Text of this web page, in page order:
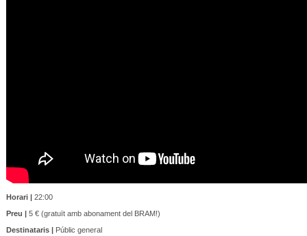
Horari |22:00
Preu |5 € (gratuït amb abonament del BRAM!)
Destinataris |Públic general